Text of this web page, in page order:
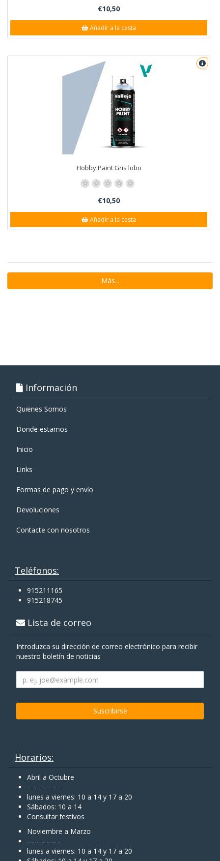
€10,50
Añadir a la cesta
Hobby Paint Gris lobo
€10,50
Añadir a la cesta
Más...
Información
Quienes Somos
Donde estamos
Inicio
Links
Formas de pago y enví­o
Devoluciones
Contacte con nosotros
Teléfonos:
915211165
915218745
Lista de correo
Introduzca su dirección de correo electrónico para recibir
nuestro boletín de noticias
Horarios:
Abril a Octubre
--------------
lunes a viernes: 10 a 14 y 17 a 20
Sábados: 10 a 14
Consultar festivos
Noviembre a Marzo
--------------
lunes a viernes: 10 a 14 y 17 a 20